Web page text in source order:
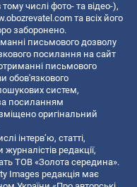
числі фото- та відео-),
та всіх його
заборонено.
письмового дозволу
посилання на сайт
письмового
обов'язкового
систем,
посиланням
оригінальний
інтерв’ю, статті,
редакції,
ТОВ «Золота середина».
Images редакція має